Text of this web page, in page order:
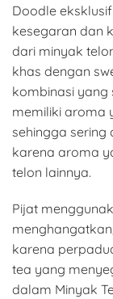
Doodle
kesegaran dan
dari minyak
khas dengan
kombinasi yang
memiliki aroma
sehingga sering
karena aroma
telon lainnya.
Pijat
karena
tea yang
dalam Minyak